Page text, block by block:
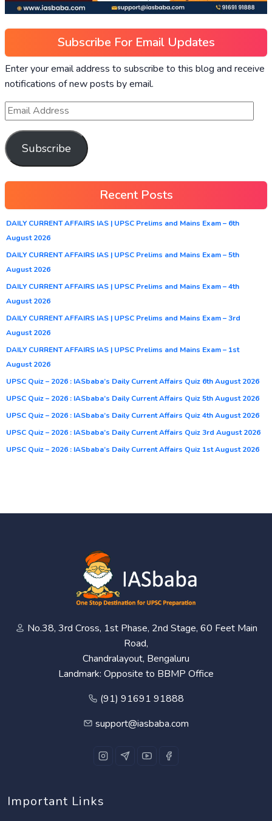
Subscribe For Email Updates
Enter your email address to subscribe to this blog and receive
notifications of new posts by email.
Subscribe
Recent Posts
DAILY CURRENT AFFAIRS IAS | UPSC Prelims and Mains Exam – 6th
August 2026
DAILY CURRENT AFFAIRS IAS | UPSC Prelims and Mains Exam – 5th
August 2026
DAILY CURRENT AFFAIRS IAS | UPSC Prelims and Mains Exam – 4th
August 2026
DAILY CURRENT AFFAIRS IAS | UPSC Prelims and Mains Exam – 3rd
August 2026
DAILY CURRENT AFFAIRS IAS | UPSC Prelims and Mains Exam – 1st
August 2026
UPSC Quiz – 2026 : IASbaba’s Daily Current Affairs Quiz 6th August 2026
UPSC Quiz – 2026 : IASbaba’s Daily Current Affairs Quiz 5th August 2026
UPSC Quiz – 2026 : IASbaba’s Daily Current Affairs Quiz 4th August 2026
UPSC Quiz – 2026 : IASbaba’s Daily Current Affairs Quiz 3rd August 2026
UPSC Quiz – 2026 : IASbaba’s Daily Current Affairs Quiz 1st August 2026
No.38, 3rd Cross, 1st Phase, 2nd Stage, 60 Feet Main
Road,
Chandralayout, Bengaluru
Landmark: Opposite to BBMP Office
(91) 91691 91888
support@iasbaba.com
Important Links